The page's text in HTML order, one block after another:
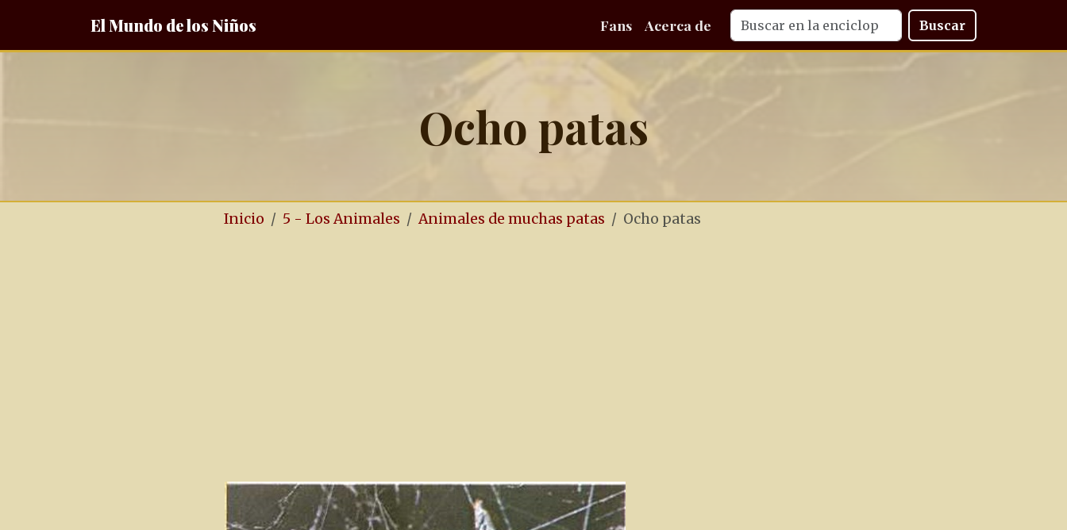
El Mundo de los Niños Fans Acerca de Buscar
Ocho patas
Inicio 5 - Los Animales Animales de muchas patas Ocho patas